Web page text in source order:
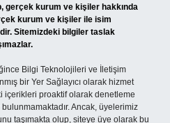
gerçek kurum ve kişiler hakkında
kurum ve kişiler ile isim
Sitemizdeki bilgiler taslak
Bilgi Teknolojileri ve İletişim
bir Yer Sağlayıcı olarak hizmet
içerikleri proaktif olarak denetleme
Ancak, üyelerimiz
taşımakta olup, siteye üye olarak bu